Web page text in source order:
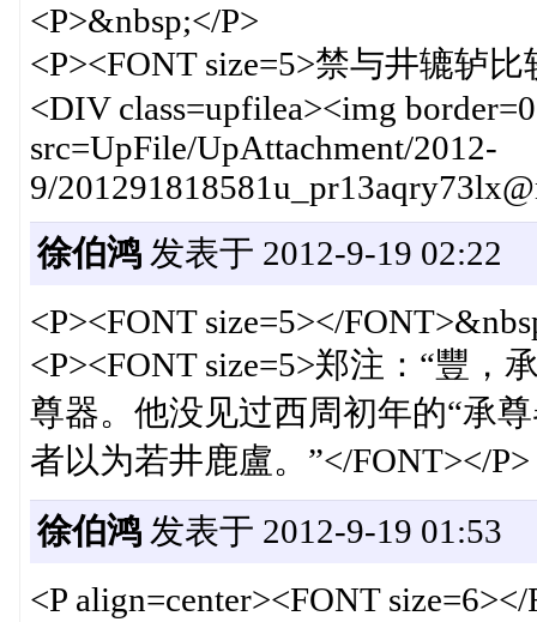
<P>&nbsp;</P>
<P><FONT size=5>禁与井辘轳比
<DIV class=upfilea><img
src=UpFile/UpAttachment/2012-
9/
徐伯鸿发表于 2012-9-19 02:22
<P><FONT size=5></
<P><FONT size=5>郑注：“豐
尊器。他没见过西周初年的“承
者以为若井鹿盧。”</FONT></P>
徐伯鸿发表于 2012-9-19 01:53
<P align=center><FONT